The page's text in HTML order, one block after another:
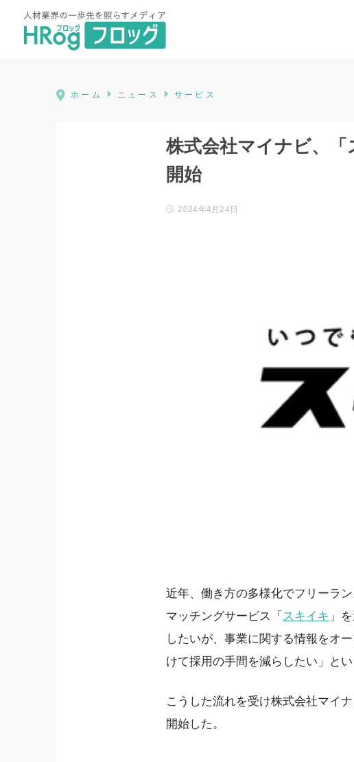
HRog | 人材業界の一歩先を照らすメディ
ホーム ニュース サービス
株式会社マイナビ、
開始
2024年4月24日
近年、働き方の多様化でフリーラ
マッチングサービス「 スキイキ 」
したいが、事業に関する情報をオ
けて採用の手間を減らしたい」と
こうした流れを受け株式会社マイ
開始した。